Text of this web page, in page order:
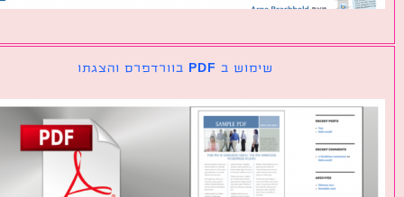
שימוש ב PDF בוורדפרס והצגתו